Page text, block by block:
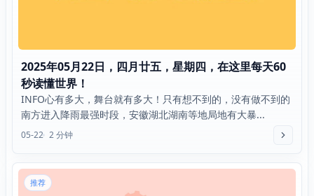
2025年05月22日，四月廿五，星期四，在这里每天60
秒读懂世界！
INFO心有多大，舞台就有多大！只有想不到的，没有做不到的
南方进入降雨最强时段，安徽湖北湖南等地局地有大暴...
05-22 2 分钟
推荐